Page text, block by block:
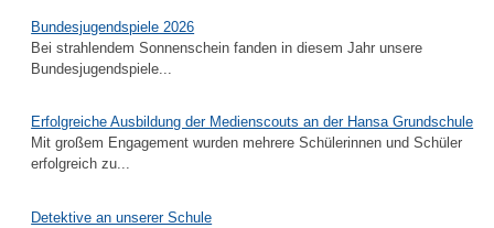
Bundesjugendspiele 2026
Bei strahlendem Sonnenschein fanden in diesem Jahr unsere
Bundesjugendspiele...
Erfolgreiche Ausbildung der Medienscouts an der Hansa Grundschule
Mit großem Engagement wurden mehrere Schülerinnen und Schüler
erfolgreich zu...
Detektive an unserer Schule